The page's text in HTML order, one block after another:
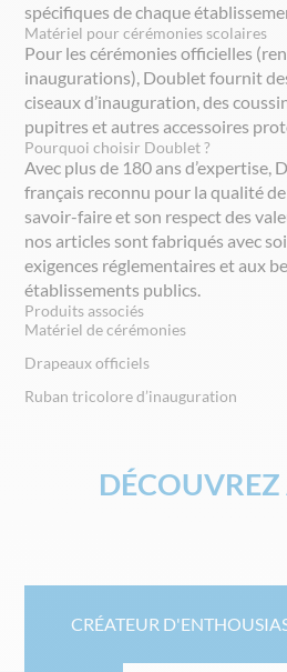
spécifiques de chaque
Matériel pour cérémonies scolaires
Pour les cérémonies officielles
inaugurations), Doublet fournit
ciseaux d’inauguration, des
pupitres et autres accessoires
Pourquoi choisir Doublet ?
Avec plus de 180 ans d’expertise,
français reconnu pour la qualité
savoir-faire et son respect des
nos articles sont fabriqués avec
exigences réglementaires et aux
établissements publics.
Produits associés
Matériel de cérémonies
Drapeaux officiels
Ruban tricolore d’inauguration
DÉCOUVREZ
CRÉATEUR